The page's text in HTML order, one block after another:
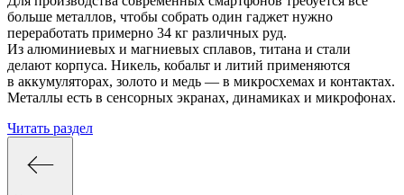
больше металлов, чтобы собрать один гаджет нужно
переработать примерно 34 кг различных руд.
Из алюминиевых и магниевых сплавов, титана и стали
делают корпуса. Никель, кобальт и литий применяются
в аккумуляторах, золото и медь — в микросхемах и контактах.
Металлы есть в сенсорных экранах, динамиках и микрофонах.
Читать раздел